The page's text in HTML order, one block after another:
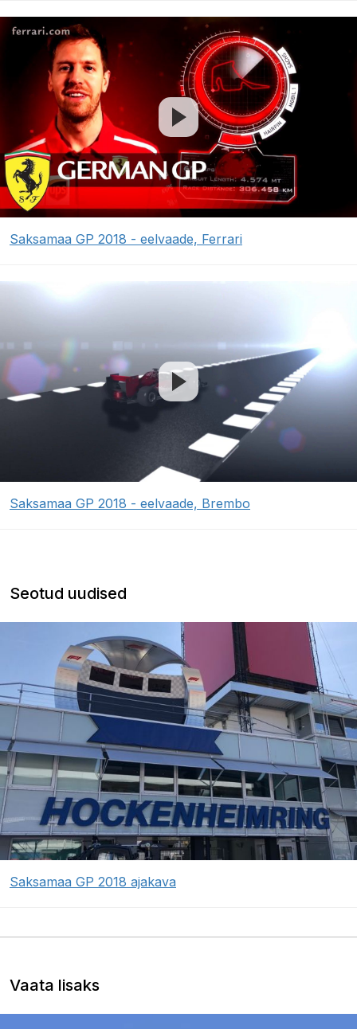
Saksamaa GP 2018 - eelvaade, Ferrari
Saksamaa GP 2018 - eelvaade, Brembo
Seotud uudised
Saksamaa GP 2018 ajakava
Vaata lisaks